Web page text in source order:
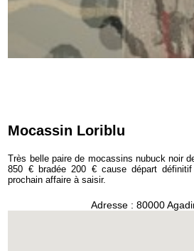
Mocassin Loriblu
Très belle paire de mocassins nubuck noir
850 € bradée 200 € cause départ
prochain affaire à saisir.
Adresse : 80000